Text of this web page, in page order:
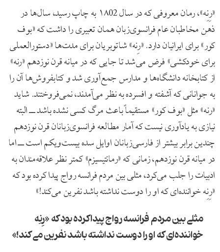
«رِنِه»، رمان معروفی که در سال ۱۸02 به چاپ رسید، سال‌ها در
ذهن مخاطبان عام فرانسوی‌زبان همان تعبیری را داشت که «بوف
کور» برای ایرانیان دارد. «رِنه» شاتوبریان برای مدت‌ها «دستورالعملی
برای خودکشی» فرض می‌شد تا جایی که در میانه قرن نوزدهم «رنه»
از کتابخانه دانشگاه‌ها و مدارس جمع‌آوری ‌شد و کتابفروش‌ها آن را
به جوانانی که آشفته و افسرده به نظر می‌آمدند، نمی‌فروختند. شاید
«رنه» مثل «بوف کور» مستقیماً باعث مرگ کسی نشده باشد ــ البته
نیازی به یادآوری نیست که آمار مطالعه فرانسوی‌زبانان قرن نوزدهم
چندین برابر بیشتر از فارسی‌زبانان اوایل سده بیست‌و‌یکم است ــ اما
در میانه قرن نوزدهم، زمانی که «رمانتیسیزم» کمتر نظر علاقه‌مندان به
ادبیات را جلب می‌کرد، مثلی بین مردم فرانسه رواج پیدا کرده بود که
«رِنِه خواننده‌ای که او را دوست نداشته باشد نفرین می‌کند!»
مثلی بین مردم فرانسه رواج پیدا کرده بود که «رِنِه
خواننده‌ای که او را دوست نداشته باشد نفرین می‌کند!»